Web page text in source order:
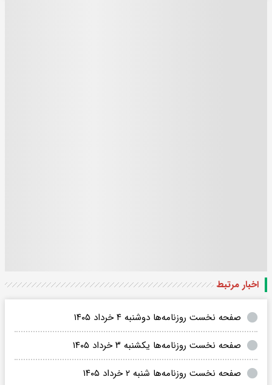
اخبار مرتبط
صفحه نخست روزنامه‌ها دوشنبه ۴ خرداد ۱۴۰۵
صفحه نخست روزنامه‌ها یکشنبه ۳ خرداد ۱۴۰۵
صفحه نخست روزنامه‌ها شنبه ۲ خرداد ۱۴۰۵